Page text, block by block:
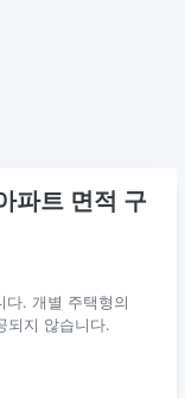
파트 면적 구
다. 개별 주택형의
되지 않습니다.